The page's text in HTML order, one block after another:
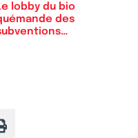
lobby du bio
des